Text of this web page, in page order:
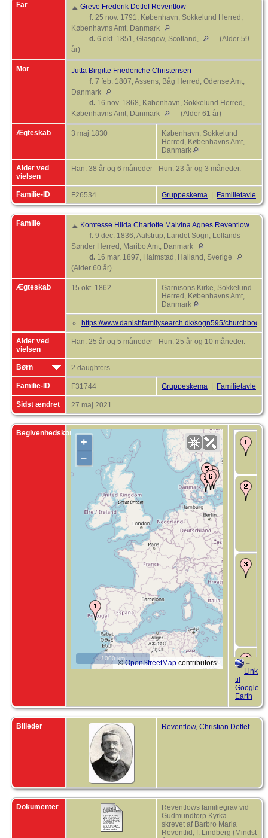
Far
Greve Frederik Detlef Reventlow
f. 25 nov. 1791, København, Sokkelund Herred,
Københavns Amt, Danmark
d. 6 okt. 1851, Glasgow, Scotland,
(Alder 59
år)
Mor
Jutta Birgitte Friederiche Christensen
f. 7 feb. 1807, Assens, Båg Herred, Odense Amt,
Danmark
d. 16 nov. 1868, København, Sokkelund Herred,
Københavns Amt, Danmark
(Alder 61 år)
Ægteskab 3 maj 1830
København, Sokkelund
Herred, Københavns Amt,
Danmark
Alder ved
vielsen
Han: 38 år og 6 måneder - Hun: 23 år og 3 måneder.
Familie-ID F26534 Gruppeskema Familietavle
Familie
Komtesse Hilda Charlotte Malvina Agnes Reventlow
f. 9 dec. 1836, Aalstrup, Landet Sogn, Lollands
Sønder Herred, Maribo Amt, Danmark
d. 16 mar. 1897, Halmstad, Halland, Sverige
(Alder 60 år)
Ægteskab 15 okt. 1862
Garnisons Kirke, Sokkelund
Herred, Københavns Amt,
Danmark
https://www.danishfamilysearch.dk/sogn595/
Alder ved
vielsen
Han: 25 år og 5 måneder - Hun: 25 år og 10 måneder.
Børn 2 daughters
Familie-ID F31744 Gruppeskema Familietavle
Sidst ændret 27 maj 2021
Begivenhedskort
+
–
©OpenStreetMap contributors.
1000 km
=
Link
til
Google
Earth
Billeder Reventlow, Christian Detlef
Dokumenter
Reventlows familiegrav vid
Gudmundtorp Kyrka
skrevet af Barbro Maria
Reventlid, f. Lindberg (Mindst